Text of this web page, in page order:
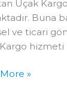
Uçak
Buna
ve ticari
hizmeti
»